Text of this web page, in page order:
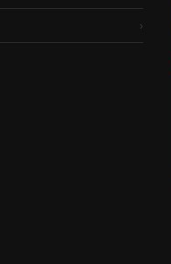
›